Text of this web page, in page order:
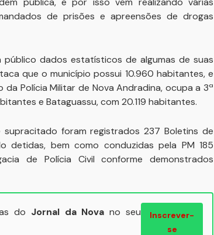
de prisões e apreensões de drogas
dados estatísticos de algumas de suas
que o município possui 10.960 habitantes, e
Polícia Militar de Nova Andradina, ocupa a 3ª
e Bataguassu, com 20.119 habitantes.
foram registrados 237 Boletins de
detidas, bem como conduzidas pela PM 185
de Polícia Civil conforme demonstrados
do Jornal da Nova no seu
Inscrever-
se